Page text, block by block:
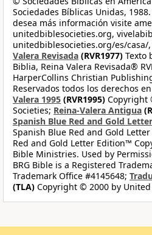
Sociedades Bíblicas Unidas,
desea más información visite
unitedbiblesocieties.org,
unitedbiblesocieties.org/es/casa/
Valera Revisada (RVR1977) Texto
Biblia, Reina Valera Revisada®
HarperCollins Christian
Reservados todos los derechos
Valera 1995 (RVR1995) Copyright
Societies; Reina-Valera Antigua
Spanish Blue Red and Gold
Spanish Blue Red and Gold Letter
Red and Gold Letter Edition™
Bible Ministries. Used by
BRG Bible is a Registered
Trademark Office #4145648;
(TLA) Copyright © 2000 by United